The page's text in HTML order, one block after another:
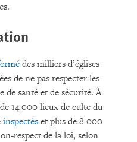
des milliers d’églises
de ne pas respecter les
de santé et de sécurité. À
14 000 lieux de culte du
inspectés et plus de 8 000
respect de la loi, selon